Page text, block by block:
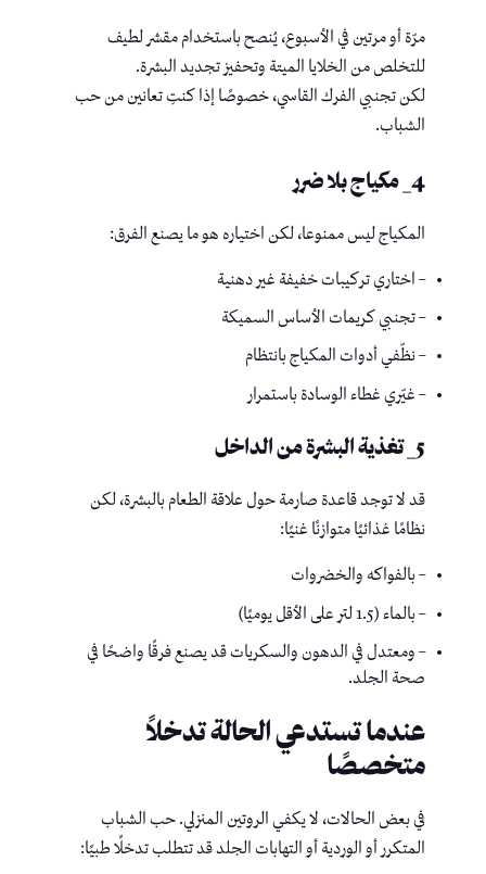
مرّة أو مرتين في الأسبوع، يُنصح باستخدام مقشر لطيف
للتخلص من الخلايا الميتة وتحفيز تجديد البشرة.
لكن تجنبي الفرك القاسي، خصوصًا إذا كنتِ تعانين من حب
الشباب.
4_ مكياج بلا ضرر
المكياج ليس ممنوعا، لكن اختياره هو ما يصنع الفرق:
– اختاري تركيبات خفيفة غير دهنية
– تجنبي كريمات الأساس السميكة
– نظّفي أدوات المكياج بانتظام
– غيّري غطاء الوسادة باستمرار
5_ تغذية البشرة من الداخل
قد لا توجد قاعدة صارمة حول علاقة الطعام بالبشرة، لكن
نظامًا غذائيًا متوازنًا غنيًا:
– بالفواكه والخضروات
– بالماء (1.5 لتر على الأقل يوميًا)
– ومعتدل في الدهون والسكريات قد يصنع فرقًا واضحًا في
صحة الجلد.
عندما تستدعي الحالة تدخلاً
متخصصًا
في بعض الحالات، لا يكفي الروتين المنزلي. حب الشباب
المتكرر أو الوردية أو التهابات الجلد قد تتطلب تدخلًا طبيًا: